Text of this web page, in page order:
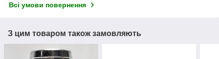
Всі умови повернення
З цим товаром також замовляють